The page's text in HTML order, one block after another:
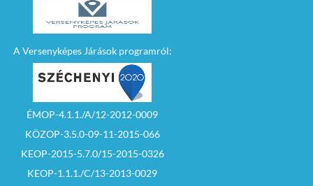
A Versenyképes Járások programról:
ÉMOP-4.1.1./A/12-2012-0009
KÖZOP-3.5.0-09-11-2015-066
KEOP-2015-5.7.0/15-2015-0326
KEOP-1.1.1./C/13-2013-0029